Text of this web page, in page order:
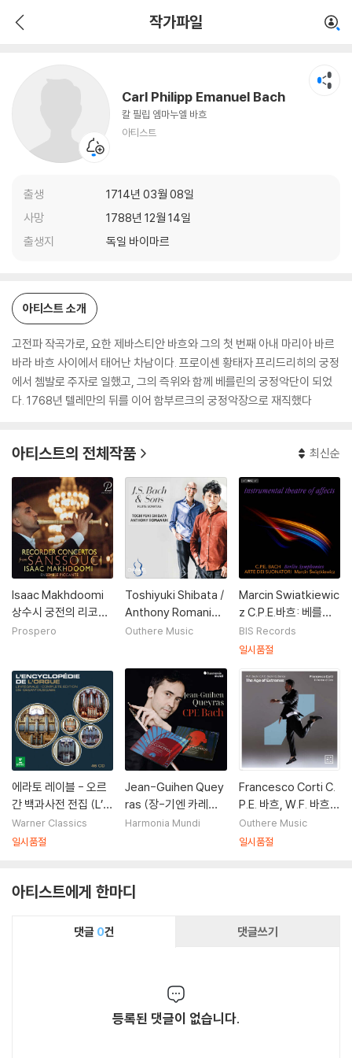
작가파일
Carl Philipp Emanuel Bach
칼 필립 엠마누엘 바흐
아티스트
출생
1714년 03월 08일
사망
1788년 12월 14일
출생지
독일 바이마르
아티스트 소개
고전파 작곡가로, 요한 제바스티안 바흐와 그의 첫 번째 아내 마리아 바르
바라 바흐 사이에서 태어난 차남이다. 프로이센 황태자 프리드리히의 궁정
에서 쳄발로 주자로 일했고, 그의 즉위와 함께 베를린의 궁정악단이 되었
다. 1768년 텔레만의 뒤를 이어 함부르크의 궁정악장으로 재직했다
아티스트의 전체작품 최신순
Isaac Makhdoomi
상수시 궁전의 리코더
협주곡 (Recorder C
Prospero
Toshiyuki Shibata /
Anthony Romaniuk
바흐와 그의 아들들의
onatas)
Outhere Music
Marcin Swiatkiewic
z C.P.E.바흐: 베를린
교향곡 Wq179 (C.P.
E. Bach: Berlin Sym
brid]
BIS Records
일시품절
에라토 레이블 - 오르
간 백과사전 전집 (L’e
ncyclopedie de l’or
gue - Complete ed
Warner Classics
일시품절
Jean-Guihen Quey
ras (장-기엔 카레스)
- C.P.E. 바흐 (C.P.E.
Harmonia Mundi
Francesco Corti C.
P.E. 바흐, W.F. 바흐,
벤다: 하프시코드 협주
곡 외 (W.F. Bach, G.
Outhere Music
일시품절
아티스트에게 한마디
댓글 0건 댓글쓰기
등록된 댓글이 없습니다.